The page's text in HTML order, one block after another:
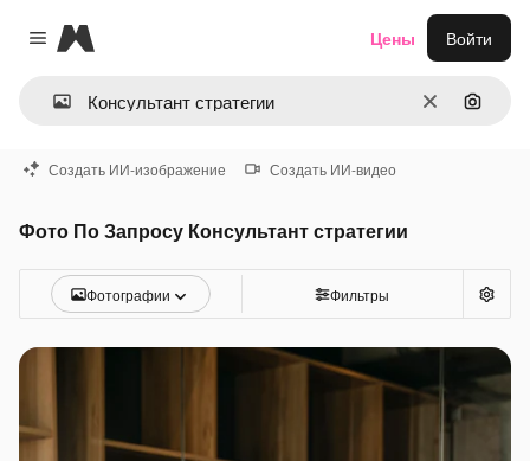
Close menu
Magnific
ОчиститьПоиск
Цены Войти
Создать ИИ-изображение Создать ИИ-видео
Фото По Запросу Консультант стратегии
Фотографии Фильтры